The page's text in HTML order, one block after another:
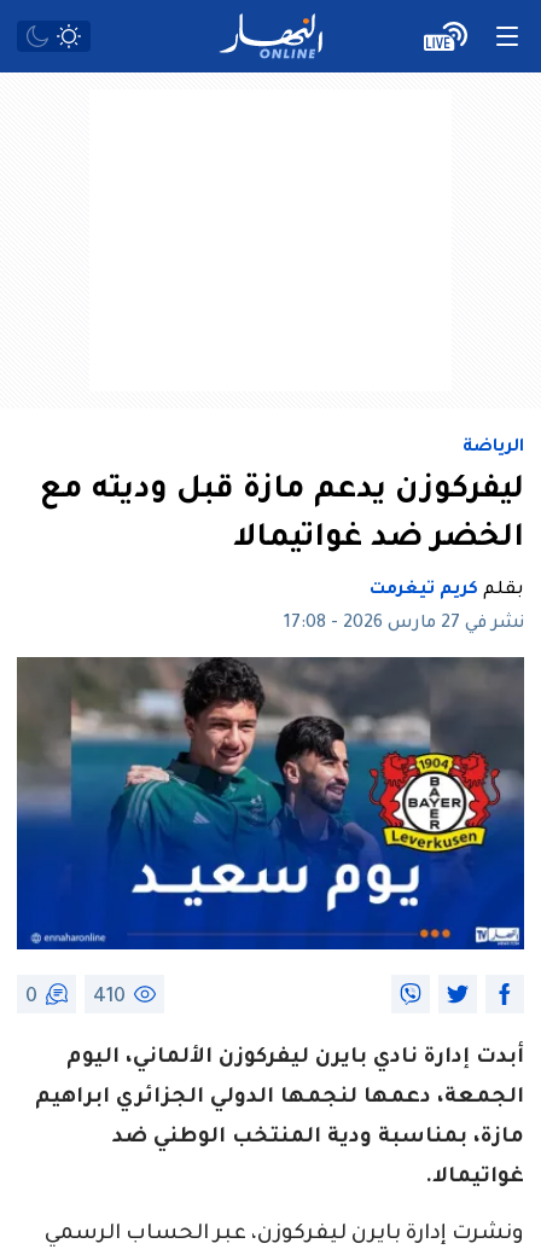
الرياضة
ليفركوزن يدعم مازة قبل وديته مع
الخضر ضد غواتيمالا
بقلم كريم تيغرمت
نشر في 27 مارس 2026 - 17:08
410
0
أبدت إدارة نادي بايرن ليفركوزن الألماني، اليوم
الجمعة، دعمها لنجمها الدولي الجزائري ابراهيم
مازة، بمناسبة ودية المنتخب الوطني ضد
غواتيمالا.
ونشرت إدارة بايرن ليفركوزن، عبر الحساب الرسمي